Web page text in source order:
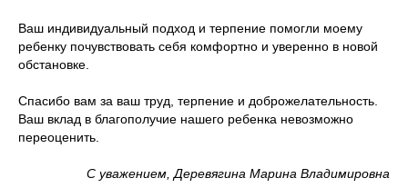
Ваш индивидуальный подход и терпение помогли моему
ребенку почувствовать себя комфортно и уверенно в новой
обстановке.
Спасибо вам за ваш труд, терпение и доброжелательность.
Ваш вклад в благополучие нашего ребенка невозможно
переоценить.
С уважением, Деревягина Марина Владимировна